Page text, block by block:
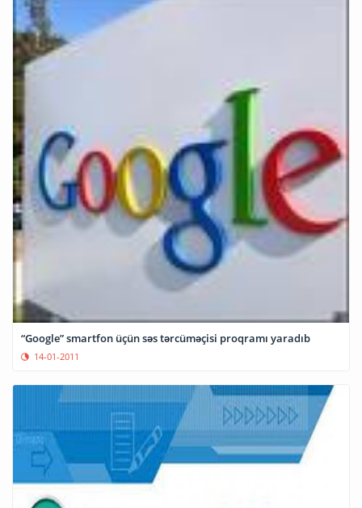
“Google” smartfon üçün səs tərcüməçisi proqramı yaradıb
14-01-2011